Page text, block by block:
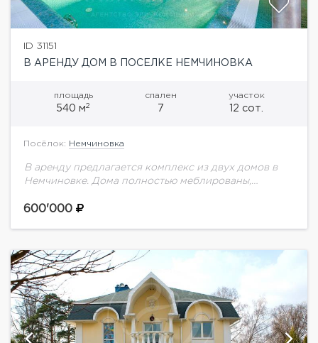
ID 31151
В АРЕНДУ ДОМ В ПОСЕЛКЕ НЕМЧИНОВКА
площадь
540 м2
спален
7
участок
12 сот.
Посёлок: Немчиновка
В аренду предлагается комплекс из двух домов в
Немчиновке. Дома полностью меблированы,
проекту.1 дом (240 кв.м):1 этаж: бассейн, сауна,
600'000